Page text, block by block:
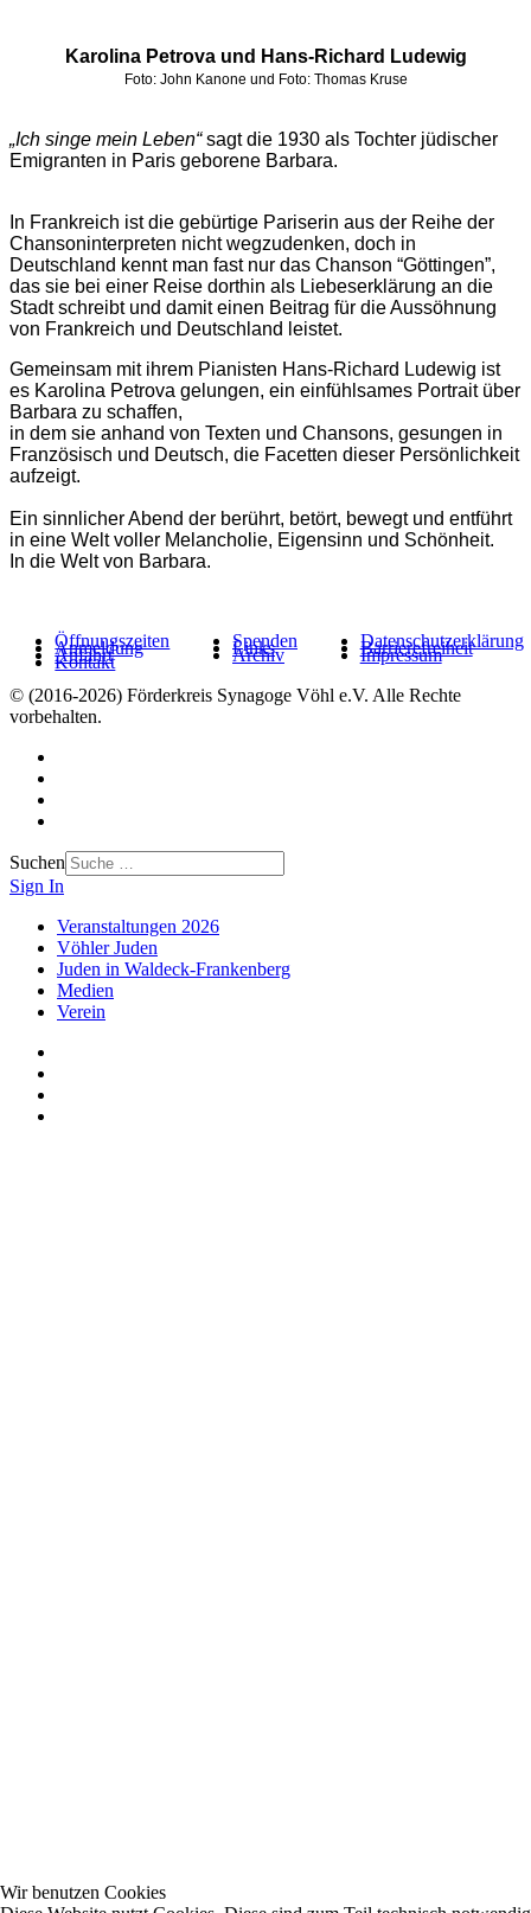
Karolina Petrova und Hans-Richard Ludewig
Foto: John Kanone und Foto: Thomas Kruse
„Ich singe mein Leben“sagt die 1930 als Tochter jüdischer
Emigranten in Paris geborene Barbara.
In Frankreich ist die gebürtige Pariserin aus der Reihe der
Chansoninterpreten nicht wegzudenken, doch in
Deutschland kennt man fast nur das Chanson “Göttingen”,
das sie bei einer Reise dorthin als Liebeserklärung an die
Stadt schreibt und damit einen Beitrag für die Aussöhnung
von Frankreich und Deutschland leistet.
Gemeinsam mit ihrem Pianisten Hans-Richard Ludewig ist
es Karolina Petrova gelungen, ein einfühlsames Portrait über
Barbara zu schaffen,
in dem sie anhand von Texten und Chansons, gesungen in
Französisch und Deutsch, die Facetten dieser Persönlichkeit
aufzeigt.
Ein sinnlicher Abend der berührt, betört, bewegt und entführt
in eine Welt voller Melancholie, Eigensinn und Schönheit.
In die Welt von Barbara.
Öffnungszeiten
Anmeldung
Anfahrt
Kontakt
Spenden
Links
Archiv
Datenschutzerklärung
Barrierefreiheit
Impressum
© (2016-2026) Förderkreis Synagoge Vöhl e.V. Alle Rechte
vorbehalten.
Suchen
Sign In
Veranstaltungen 2026
Vöhler Juden
Juden in Waldeck-Frankenberg
Medien
Verein
Wir benutzen Cookies